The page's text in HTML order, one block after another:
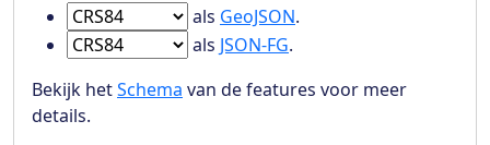
Ga naar Features in
als GeoJSON.
Ga naar Features in
als JSON-FG.
Bekijk hetSchema van de features voor meer
details.